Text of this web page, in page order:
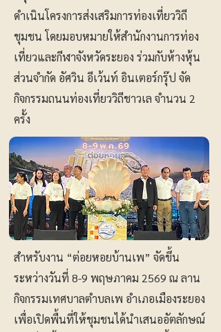
ดำเนินโครงการส่งเสริมการท่องเที่ยววิถี
ชุมชน โดยมอบหมายให้สำนักงานการท่อง
เที่ยวและกีฬาจังหวัดระยอง ร่วมกับห้างหุ้น
ส่วนจำกัด อัศวิน อีเว้นท์ อินเตอร์กรุ๊ป จัด
กิจกรรมถนนท่องเที่ยววิถีชาวเล จำนวน 2
ครั้ง
สำหรับงาน “ต่อยหอยบ้านเพ” จัดขึ้น
ระหว่างวันที่ 8-9 พฤษภาคม 2569 ณ ลาน
กิจกรรมเทศบาลตำบลเพ อำเภอเมืองระยอง
เพื่อเปิดพื้นที่ให้ชุมชนได้นำเสนออัตลักษณ์